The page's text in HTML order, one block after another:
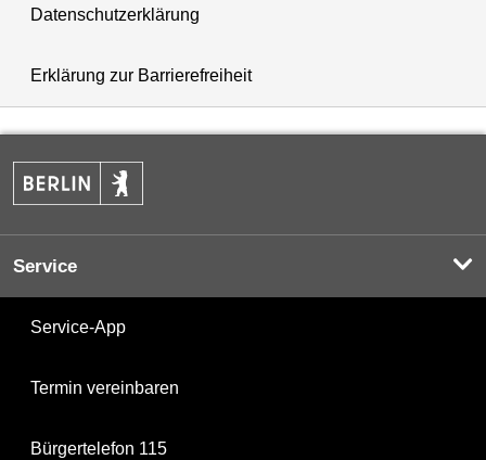
Datenschutzerklärung
Erklärung zur Barrierefreiheit
Service
Service-App
Termin vereinbaren
Bürgertelefon 115